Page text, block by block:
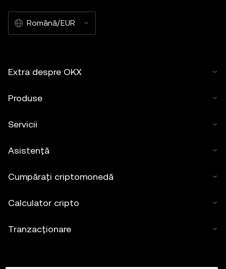
Română/EUR
Extra despre OKX
Produse
Servicii
Asistență
Cumpărați criptomonedă
Calculator cripto
Tranzacționare